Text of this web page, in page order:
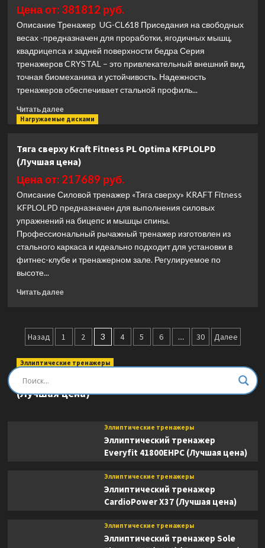
(колодец)
Smith
Fitness
Excellence
SH039
(Лучшая
Цена от: 381812 руб.
Описание Тренажер UG-CL618 Приседания на свободных
весах -предназначен для проработки, ягодичных мышц,
квадрицепса и задней поверхности бедра Серия
тренажеров CRYSTAL – это привлекательный внешний вид,
точная биомеханика и устойчивость. Надежность
тренажеров обеспечивает стальной профиль...
Читать далееПрочитать
больше
на
свободных
весах
Ultra
Gym
UG-
CL618
(Лучшая
Нагружаемые дисками
Тяга сверху Kraft Fitness PL Optima KFPLOLPD
(Лучшая цена)
Цена от: 217689 руб.
Описание Силовой тренажер «Тяга сверху» KRAFT Fitness
KFPLOLPD предназначен для выполнения силовых
упражнений на бицепс и мышцы спины.
Профессиональный рычажный тренажер изготовлен из
стального каркаса и идеально подходит для установки в
фитнес-клубе и тренажерном зале. Регулируемое по
высоте...
Читать далееПрочитать
сверху
Kraft
Fitness
PL
KFPLOLPD
Пагинация
записей
Назад 1 2 3 4 5 6 … 30 Далее
Эллиптические тренажеры
Эллиптический тренажер DFC E8745T
(Лучшая цена)
Эллиптические тренажеры
Эллиптический тренажер
Everyfit 41800EHPC (Лучшая цена)
Эллиптические тренажеры
Эллиптический тренажер
CardioPower X37 (Лучшая цена)
Эллиптические тренажеры
Эллиптический тренажер Sole